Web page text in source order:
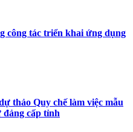
công tác triển khai ứng dụng
thảo Quy chế làm việc mẫu
đảng cấp tỉnh